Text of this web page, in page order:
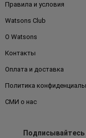
Правила и условия
Watsons Club
О Watsons
Контакты
Оплата и доставка
Политика
СМИ о нас
Подписывайтесь